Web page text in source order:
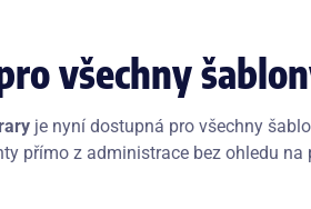
všechny
je nyní dostupná pro všechny
přímo z administrace bez ohledu na